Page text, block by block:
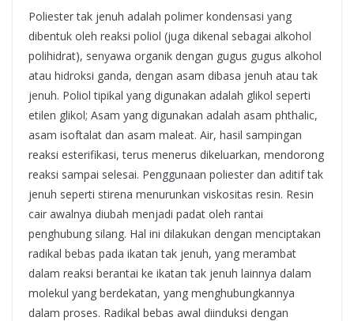
Poliester tak jenuh adalah polimer kondensasi yang
dibentuk oleh reaksi poliol (juga dikenal sebagai alkohol
polihidrat), senyawa organik dengan gugus gugus alkohol
atau hidroksi ganda, dengan asam dibasa jenuh atau tak
jenuh. Poliol tipikal yang digunakan adalah glikol seperti
etilen glikol; Asam yang digunakan adalah asam phthalic,
asam isoftalat dan asam maleat. Air, hasil sampingan
reaksi esterifikasi, terus menerus dikeluarkan, mendorong
reaksi sampai selesai. Penggunaan poliester dan aditif tak
jenuh seperti stirena menurunkan viskositas resin. Resin
cair awalnya diubah menjadi padat oleh rantai
penghubung silang. Hal ini dilakukan dengan menciptakan
radikal bebas pada ikatan tak jenuh, yang merambat
dalam reaksi berantai ke ikatan tak jenuh lainnya dalam
molekul yang berdekatan, yang menghubungkannya
dalam proses. Radikal bebas awal diinduksi dengan